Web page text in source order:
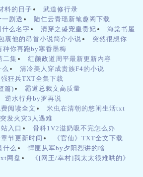
中，两人之间的情感也逐渐蜕变，成为了一
越了爱情的界限。念念不忘，必有回响。
沉默了一会儿，随即微笑着拉住了林青的
：“我欣赏你勇敢的决定，但无论过去如何，
伴。”静敏握住了阿旺的手，眼中满是温
想你，想起我们一起的日子。我不会忘记你
主角李晓雨展开。她是一个在温带雨季中长
中徜徉，感受那湿润的空气与悠然的心境。
为一场雨而翻转。那天，学校放学后的天空
带雨季。李晓雨在路途中遇见了一个名叫林
，避着雨。两人在短暂的交流中产生了难以
的齿轮开始转动。林雪转过头看着他，神色
你，李辰。有时候，我们不需要独自承
足迹遍布各地，但她心中的那份对文学的执
的午後，她终于再度回到了小镇，走进了那
的身影，心中涌起暖流。李白看到小雨，露
从未改变过什么。李扬是一名普通的大学
小说，梦想着有一天能亲自踏上探险的旅
料的日子
武道修行录
剧透
陆仁云青瑶新笔趣阁下载
么名字
清穿之盛宠皇贵妃
海棠书屋
裹他的昂首小说简介小说
突然很想你
种你再跑by寒香墨梅
二集
红颜政道周平最新更新内容
清冷美人穿成贵族F4的小说
狂兵TXT全集下载
篇)
霸道总裁文高质量
逆水行舟by罗再说
阅读全文
米虫在清朝的悠闲生活txt
发火灾3人遇难
入口
骨科1V2溢奶吸不完怎么办
节更新时间
《官仙》TXT全文下载
什么
悍匪从军by夕阳烈讲的啥
网盘
《[网王/幸村]我太太很难哄的》